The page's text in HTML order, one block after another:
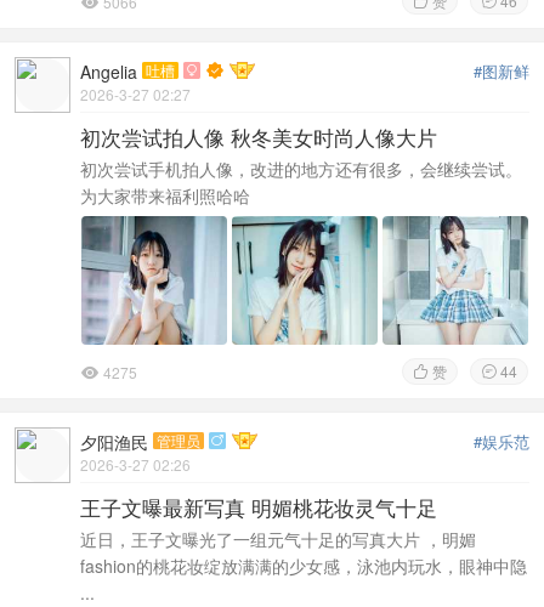
#图新鲜
Angelia 吐槽 
2026-3-27 02:27
初次尝试拍人像 秋冬美女时尚人像大片
初次尝试手机拍人像，改进的地方还有很多，会继续尝试。
为大家带来福利照哈哈
 4275  44
 赞
#娱乐范
夕阳渔民 管理员 
2026-3-27 02:26
王子文曝最新写真 明媚桃花妆灵气十足
近日，王子文曝光了一组元气十足的写真大片 ，明媚
fashion的桃花妆绽放满满的少女感，泳池内玩水，眼神中隐
...